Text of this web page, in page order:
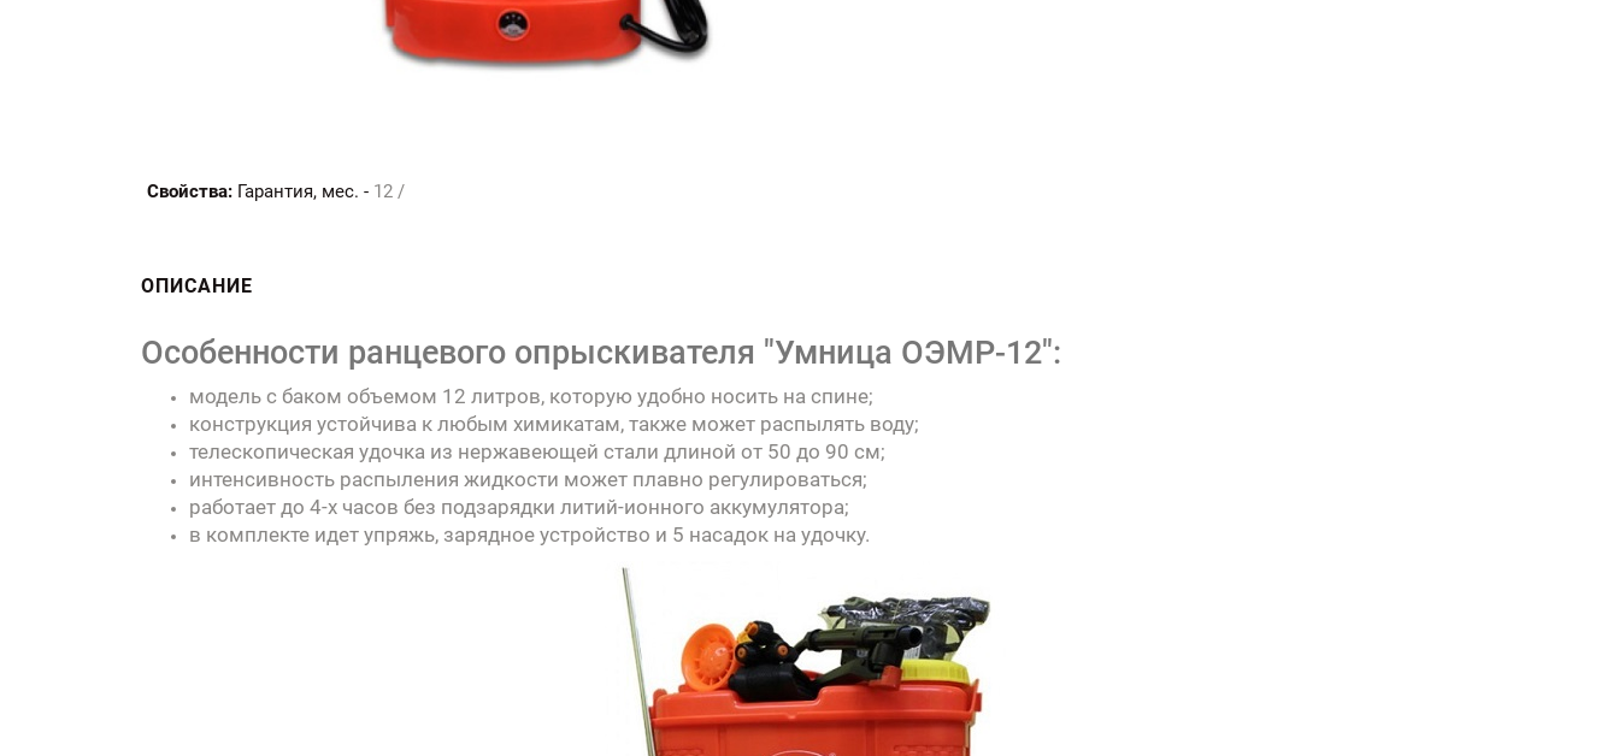
Свойства: Гарантия, мес. - 12 /
ОПИСАНИЕ
Особенности ранцевого опрыскивателя "Умница ОЭМР-12":
модель с баком объемом 12 литров, которую удобно носить на спине;
конструкция устойчива к любым химикатам, также может распылять воду;
телескопическая удочка из нержавеющей стали длиной от 50 до 90 см;
интенсивность распыления жидкости может плавно регулироваться;
работает до 4-х часов без подзарядки литий-ионного аккумулятора;
в комплекте идет упряжь, зарядное устройство и 5 насадок на удочку.